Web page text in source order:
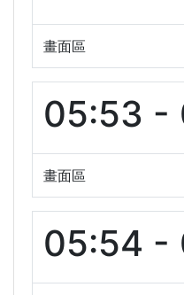
畫面區
05:53 -
畫面區
05:54 -